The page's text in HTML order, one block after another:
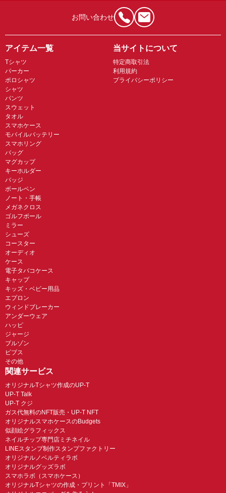
お問い合わせ
アイテム一覧
Tシャツ
パーカー
ポロシャツ
シャツ
パンツ
スウェット
タオル
スマホケース
モバイルバッテリー
スマホリング
バッグ
マグカップ
キーホルダー
バッジ
ボールペン
ノート・手帳
メガネクロス
ゴルフボール
ミラー
シューズ
コースター
オーディオ
ケース
電子タバコケース
キャップ
キッズ・ベビー用品
エプロン
ウィンドブレーカー
アンダーウェア
ハッピ
ジャージ
ブルゾン
ビブス
その他
当サイトについて
特定商取引法
利用規約
プライバシーポリシー
関連サービス
オリジナルTシャツ作成のUP-T
UP-T Talk
UP-T クジ
ガス代無料のNFT販売・UP-T NFT
オリジナルスマホケースのBudgets
似顔絵グラフィックス
ネイルチップ専門店ミチネイル
LINEスタンプ制作スタンプファクトリー
オリジナルノベルティラボ
オリジナルグッズラボ
スマホラボ（スマホケース）
オリジナルTシャツの作成・プリント「TMIX」